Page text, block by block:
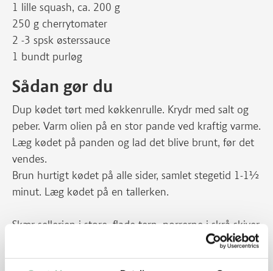
1 lille squash, ca. 200 g
250 g cherrytomater
2 -3 spsk østerssauce
1 bundt purløg
Sådan gør du
Dup kødet tørt med køkkenrulle. Krydr med salt og
peber. Varm olien på en stor pande ved kraftig varme.
Læg kødet på panden og lad det blive brunt, før det
vendes.
Brun hurtigt kødet på alle sider, samlet stegetid 1-1½
minut. Læg kødet på en tallerken.
Skær sellerien i store, flade tern, porrerne i skrå skiver,
squashen igennem på langs og derefter i skiver og
cherrytomaterne i halve.